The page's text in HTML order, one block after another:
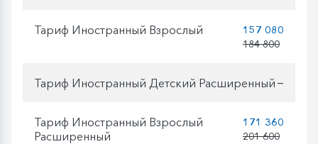
Тариф Иностранный Взрослый
157 080
184 800
Тариф Иностранный Детский Расширенный —
Тариф Иностранный Взрослый
Расширенный
171 360
201 600